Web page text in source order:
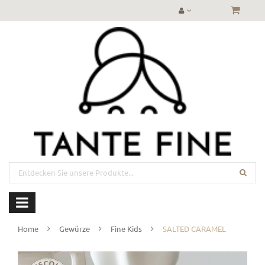
Home Gewürze Fine Kids SALTED CARAMEL